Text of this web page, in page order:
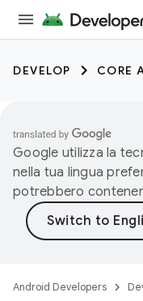
DEVELOP CORE
Google utilizza la
nella tua lingua
potrebbero
Android Developers